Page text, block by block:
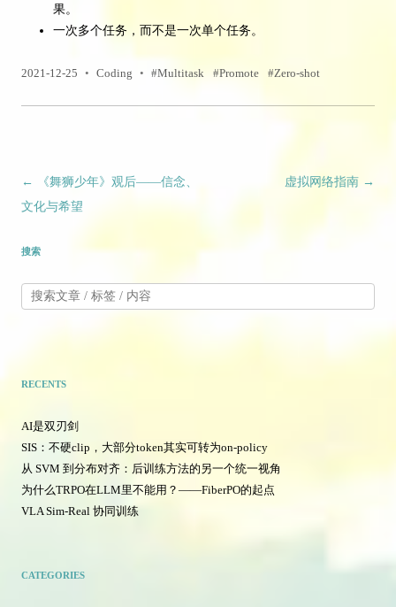
果。
一次多个任务，而不是一次单个任务。
2021-12-25 • Coding • Multitask Promote Zero-shot
文章导航
←
《舞狮少年》观后——信念、
文化与希望
虚拟网络指南 →
搜索
RECENTS
AI是双刃剑
SIS：不硬clip，大部分token其实可转为on-policy
从 SVM 到分布对齐：后训练方法的另一个统一视角
为什么TRPO在LLM里不能用？——FiberPO的起点
VLA Sim-Real 协同训练
CATEGORIES